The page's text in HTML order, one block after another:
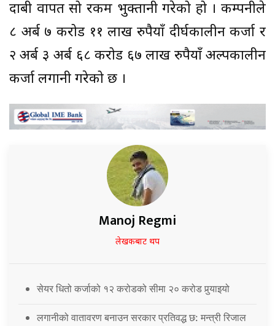
दाबी वापत सो रकम भुक्तानी गरेको हो । कम्पनीले
८ अर्ब ७ करोड ११ लाख रुपैयाँ दीर्घकालीन कर्जा र
२ अर्ब ३ अर्ब ६८ करोड ६७ लाख रुपैयाँ अल्पकालीन
कर्जा लगानी गरेको छ ।
Manoj Regmi
लेखकबाट थप
सेयर धितो कर्जाको १२ करोडको सीमा २० करोड पुर्‍याइयो
लगानीको वातावरण बनाउन सरकार प्रतिवद्ध छ: मन्त्री रिजाल